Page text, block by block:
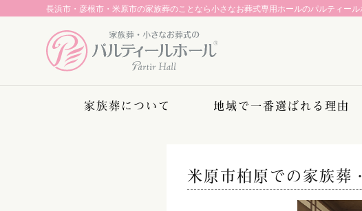
長浜市・彦根市・米原市の家族葬のことなら小さなお葬式専用ホールのパルティール
家族葬について 地域で一番選ばれる理由
米原市柏原での家族葬